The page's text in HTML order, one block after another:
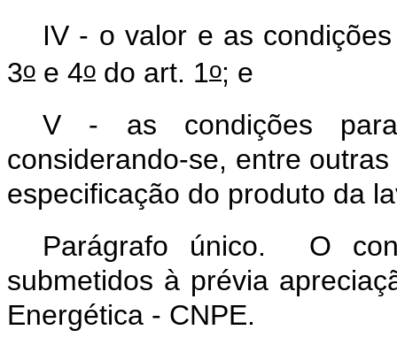
IV - o valor e as
3o e 4o do art. 1o; e
V - as condições
considerando-se, entre
especificação do produto da
Parágrafo único. O
submetidos à prévia
Energética - CNPE.